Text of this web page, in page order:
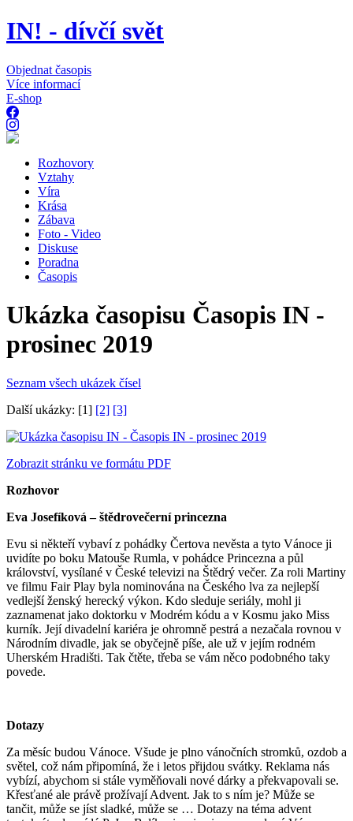
IN! - dívčí svět
Objednat časopis
Více informací
E-shop
Rozhovory
Vztahy
Víra
Krása
Zábava
Foto - Video
Diskuse
Poradna
Časopis
Ukázka časopisu Časopis IN -
prosinec 2019
Seznam všech ukázek čísel
Další ukázky: [1] [2] [3]
Zobrazit stránku ve formátu PDF
Rozhovor
Eva Josefíková – štědrovečerní princezna
Evu si někteří vybaví z pohádky Čertova nevěsta a tyto Vánoce ji
uvidíte po boku Matouše Rumla, v pohádce Princezna a půl
království, vysílané v České televizi na Štědrý večer. Za roli Martiny
ve filmu Fair Play byla nominována na Českého lva za nejlepší
vedlejší ženský herecký výkon. Kdo sleduje seriály, mohl ji
zaznamenat jako doktorku v Modrém kódu a v Kosmu jako Miss
kurník. Její divadelní kariéra je ohromně pestrá a nezačala rovnou v
Národním divadle, jak se obyčejně píše, ale už v jejím rodném
Uherském Hradišti. Tak čtěte, třeba se vám něco podobného taky
povede.
Dotazy
Za měsíc budou Vánoce. Všude je plno vánočních stromků, ozdob a
světel, což nám připomíná, že i letos přijdou svátky. Reklama nás
vybízí, abychom si stále vyměňovali nové dárky a překvapovali se.
Křesťané ale právě prožívají Advent. Jak to s ním je? Může se
tančit, může se jíst sladké, může se … Dotazy na téma advent